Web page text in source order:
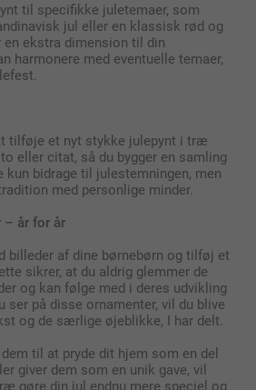
til specifikke juletemaer, som
jul eller en klassisk rød og
ekstra dimension til din
harmonere med eventuelle temaer,
tilføje et nyt stykke julepynt i træ
eller citat, så du bygger en samling
kun bidrage til julestemningen, men
med personlige minder.
– år for år
billeder af dine børnebørn og tilføj et
sikrer, at du aldrig glemmer de
og kan følge med i deres udvikling
ser på disse ornamenter, vil du blive
og de særlige øjeblikke, I har delt.
til at pryde dit hjem som en del
giver dem som en unik gave, vil
gøre din jul endnu mere speciel og